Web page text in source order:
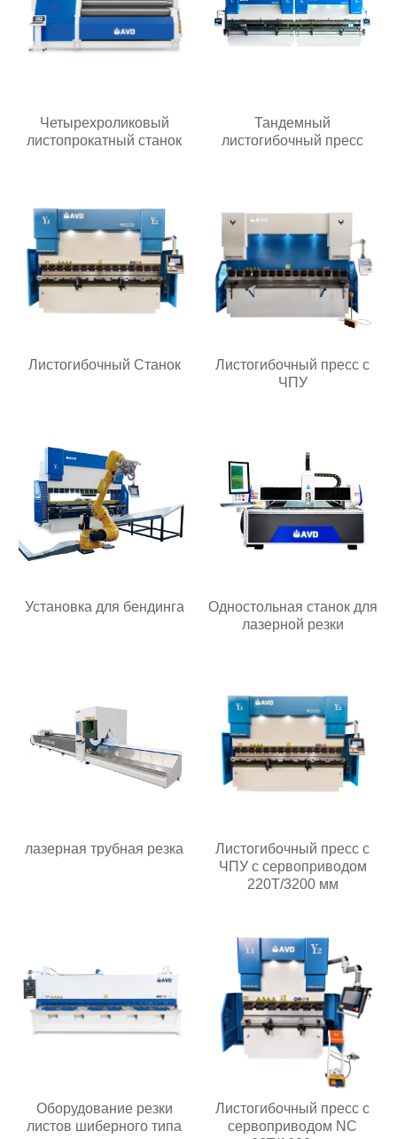
Четырехроликовый
листопрокатный станок
Тандемный
листогибочный пресс
Листогибочный Станок
Листогибочный пресс с
ЧПУ
Установка для бендинга
Одностольная станок для
лазерной резки
лазерная трубная резка
Листогибочный пресс с
ЧПУ с сервоприводом
220T/3200 мм
Оборудование резки
листов шиберного типа
Листогибочный пресс с
сервоприводом NC